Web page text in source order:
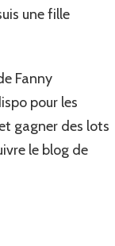
une fille
Fanny
pour les
gagner des lots
le blog de